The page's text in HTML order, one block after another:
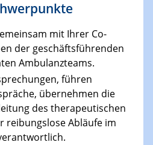
mit Ihrer Co-
der geschäftsführenden
Ambulanzteams.
führen
übernehmen die
des therapeutischen
reibungslose Abläufe im